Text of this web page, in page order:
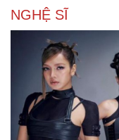
Âm nhạc
Di sản
SmartAds chính
theo 'cảm xúc'
Đây là bước mở rộng
targeting.